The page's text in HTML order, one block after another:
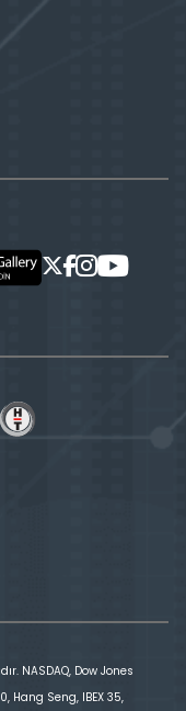
NASDAQ, Dow Jones
Hang Seng, IBEX 35,